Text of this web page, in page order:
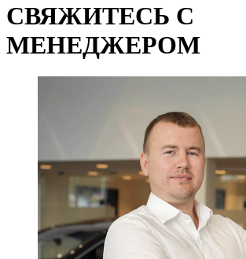
СВЯЖИТЕСЬ С
МЕНЕДЖЕРОМ